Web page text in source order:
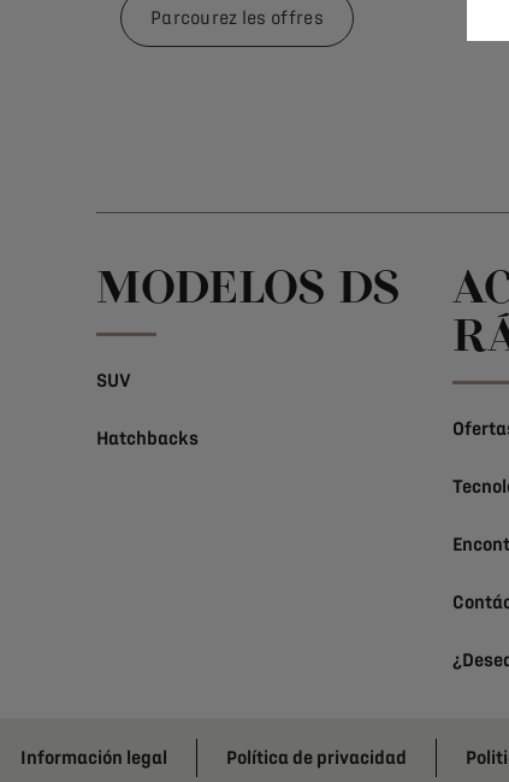
Parcourez les offres
MODELOS DS
SUV
Hatchbacks
Información legal Política de privacidad